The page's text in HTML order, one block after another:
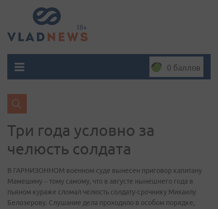
0 баллов
Три года условно за
челюсть солдата
В ГАРНИЗОННОМ военном суде вынесен приговор капитану
Мамешину – тому самому, что в августе нынешнего года в
пьяном кураже сломал челюсть солдату-срочнику Михаилу
Белозерову. Слушание дела проходило в особом порядке,